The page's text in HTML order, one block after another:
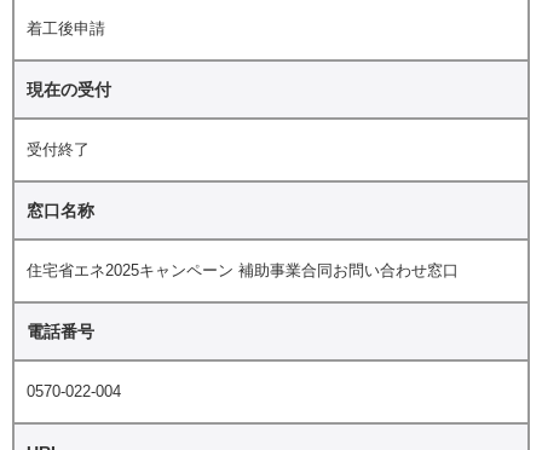
着工後申請
現在の受付
受付終了
窓口名称
住宅省エネ2025キャンペーン 補助事業合同お問い合わせ窓口
電話番号
0570-022-004